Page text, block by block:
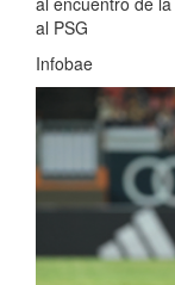
al PSG
Infobae